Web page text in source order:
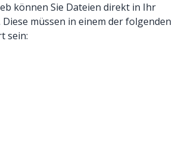
können Sie Dateien direkt in Ihr
müssen in einem der folgenden
sein: